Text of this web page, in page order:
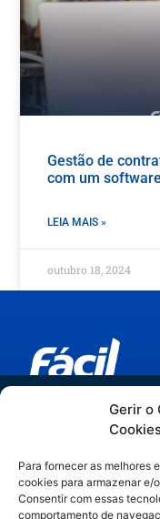
Trilha
Artigos
Gerir o
Para fornecer as melhores
cookies para armazenar e/
Consentir com essas
comportamento de
Gestão de
com um
LEIA MAIS »
outubro 18, 2024
Links
Espaider
Espaider Essencial